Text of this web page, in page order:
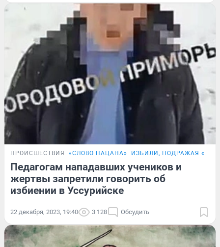
ПРОИСШЕСТВИЯ «СЛОВО ПАЦАНА» ИЗБИЛИ, ПОДРАЖАЯ
Педагогам нападавших учеников и
жертвы запретили говорить об
избиении в Уссурийске
22 декабря, 2023, 19:40 3 128 Обсудить